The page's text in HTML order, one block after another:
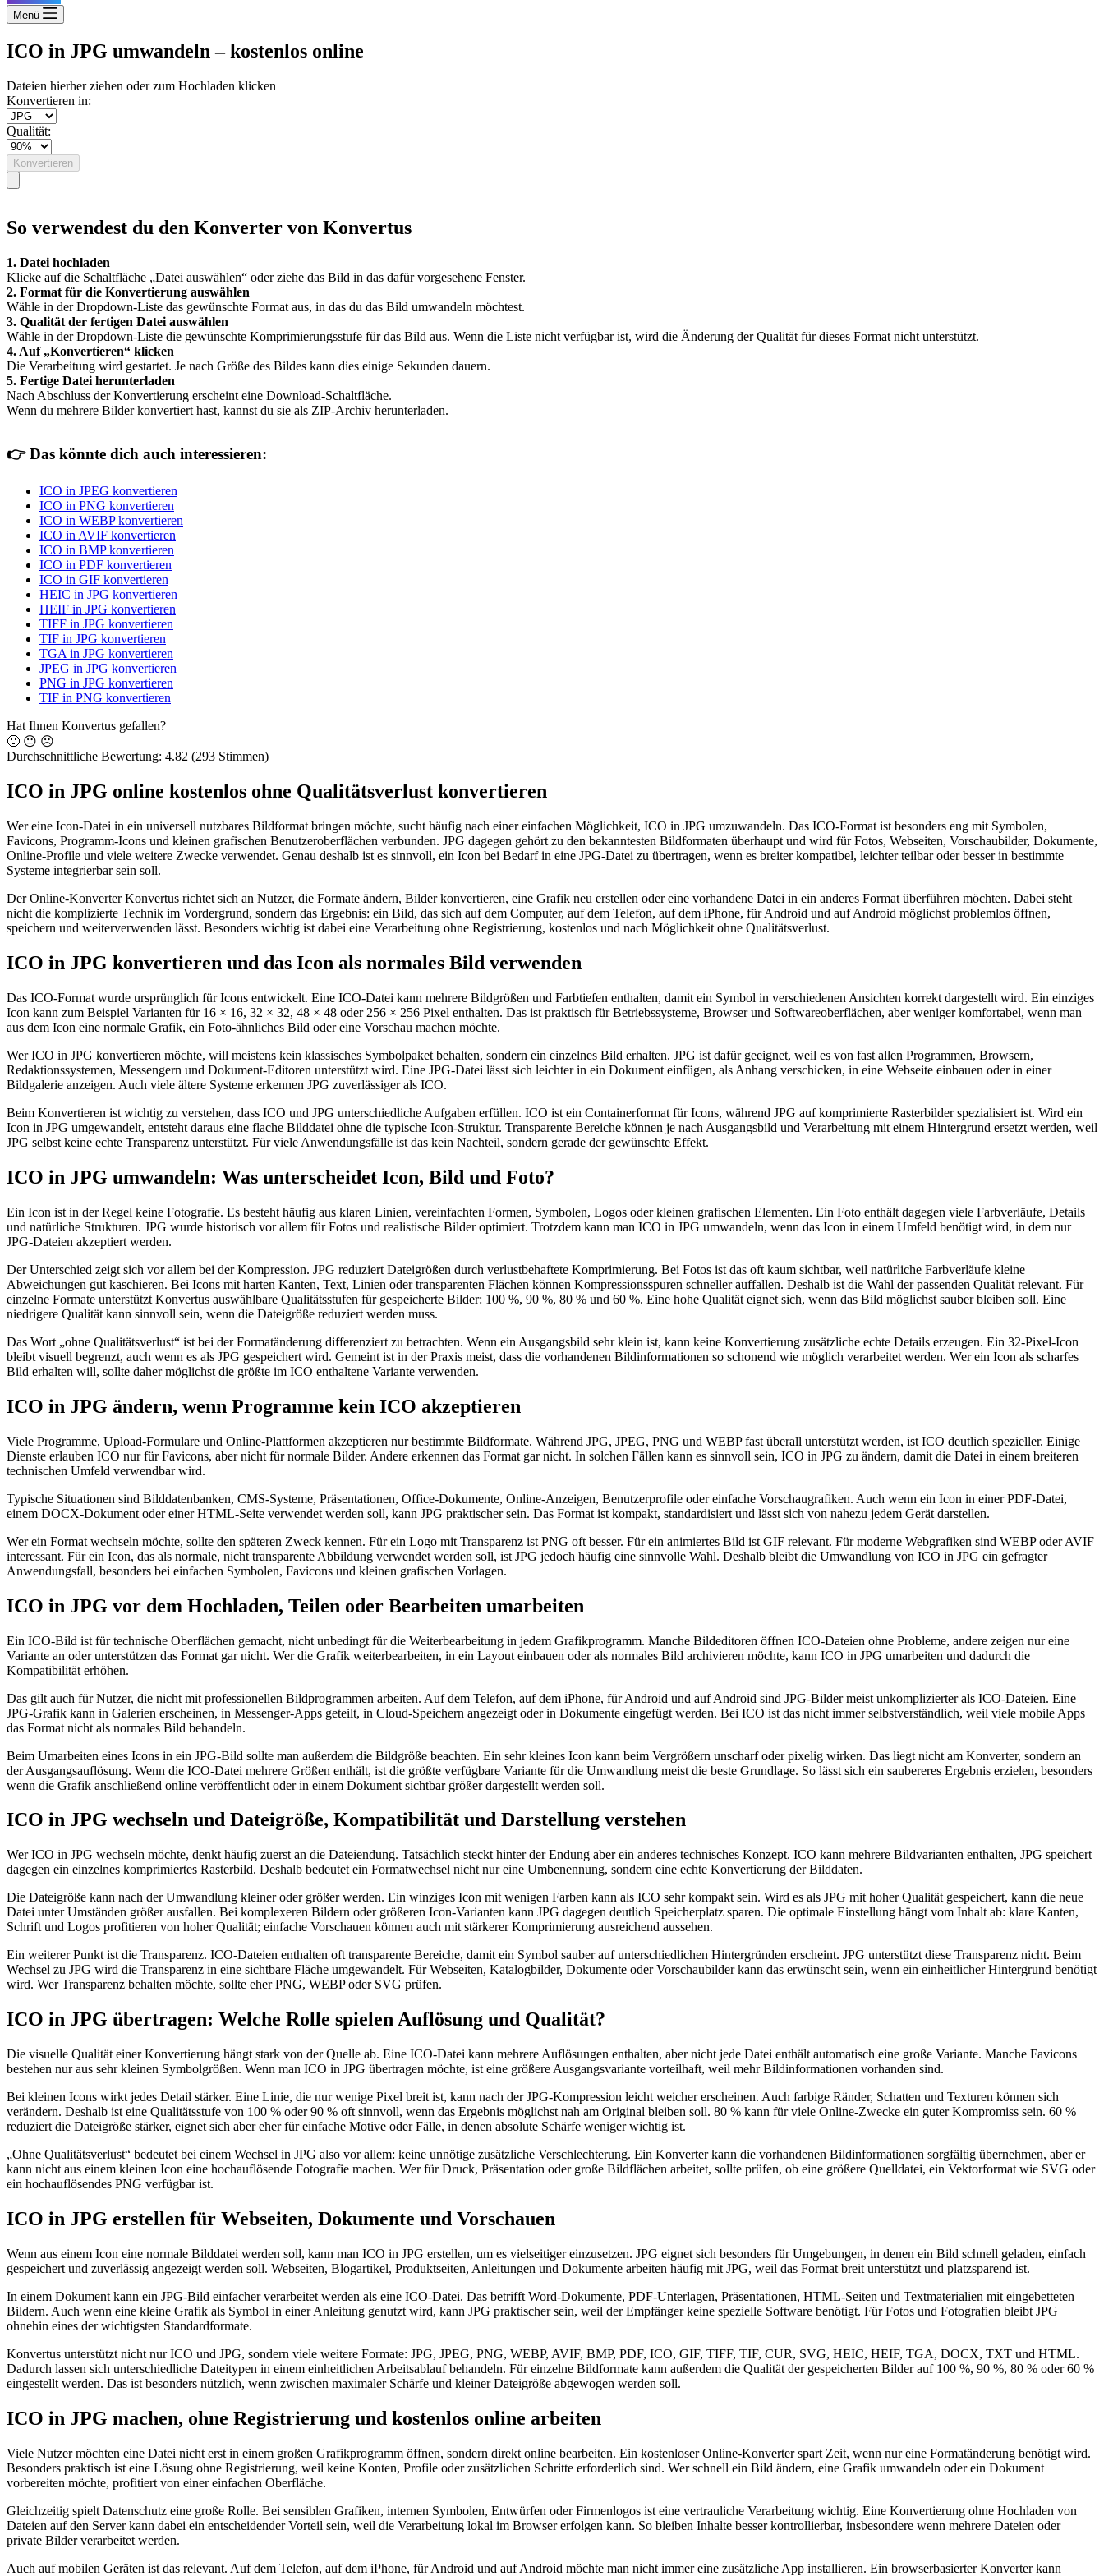
Menü
ICO in JPG umwandeln – kostenlos online
Dateien hierher ziehen oder zum Hochladen klicken
Konvertieren in:
Qualität:
Konvertieren
So verwendest du den Konverter von Konvertus
1. Datei hochladen
Klicke auf die Schaltfläche „Datei auswählen“ oder ziehe das Bild in das dafür vorgesehene Fenster.
2. Format für die Konvertierung auswählen
Wähle in der Dropdown-Liste das gewünschte Format aus, in das du das Bild umwandeln möchtest.
3. Qualität der fertigen Datei auswählen
Wähle in der Dropdown-Liste die gewünschte Komprimierungsstufe für das Bild aus. Wenn die Liste nicht verfügbar ist, wird die Änderung der Qualität für dieses Format nicht unterstützt.
4. Auf „Konvertieren“ klicken
Die Verarbeitung wird gestartet. Je nach Größe des Bildes kann dies einige Sekunden dauern.
5. Fertige Datei herunterladen
Nach Abschluss der Konvertierung erscheint eine Download-Schaltfläche.
Wenn du mehrere Bilder konvertiert hast, kannst du sie als ZIP-Archiv herunterladen.
👉Das könnte dich auch interessieren:
ICO in JPEG konvertieren
ICO in PNG konvertieren
ICO in WEBP konvertieren
ICO in AVIF konvertieren
ICO in BMP konvertieren
ICO in PDF konvertieren
ICO in GIF konvertieren
HEIC in JPG konvertieren
HEIF in JPG konvertieren
TIFF in JPG konvertieren
TIF in JPG konvertieren
TGA in JPG konvertieren
JPEG in JPG konvertieren
PNG in JPG konvertieren
TIF in PNG konvertieren
Hat Ihnen Konvertus gefallen?
🙂 😐 ☹️
Durchschnittliche Bewertung: 4.82 (293 Stimmen)
ICO in JPG online kostenlos ohne Qualitätsverlust konvertieren
Wer eine Icon-Datei in ein universell nutzbares Bildformat bringen möchte, sucht häufig nach einer einfachen Möglichkeit, ICO in JPG umzuwandeln. Das ICO-Format ist besonders eng mit Symbolen,
Favicons, Programm-Icons und kleinen grafischen Benutzeroberflächen verbunden. JPG dagegen gehört zu den bekanntesten Bildformaten überhaupt und wird für Fotos, Webseiten, Vorschaubilder, Dokumente,
Online-Profile und viele weitere Zwecke verwendet. Genau deshalb ist es sinnvoll, ein Icon bei Bedarf in eine JPG-Datei zu übertragen, wenn es breiter kompatibel, leichter teilbar oder besser in bestimmte
Systeme integrierbar sein soll.
Der Online-Konverter Konvertus richtet sich an Nutzer, die Formate ändern, Bilder konvertieren, eine Grafik neu erstellen oder eine vorhandene Datei in ein anderes Format überführen möchten. Dabei steht
nicht die komplizierte Technik im Vordergrund, sondern das Ergebnis: ein Bild, das sich auf dem Computer, auf dem Telefon, auf dem iPhone, für Android und auf Android möglichst problemlos öffnen,
speichern und weiterverwenden lässt. Besonders wichtig ist dabei eine Verarbeitung ohne Registrierung, kostenlos und nach Möglichkeit ohne Qualitätsverlust.
ICO in JPG konvertieren und das Icon als normales Bild verwenden
Das ICO-Format wurde ursprünglich für Icons entwickelt. Eine ICO-Datei kann mehrere Bildgrößen und Farbtiefen enthalten, damit ein Symbol in verschiedenen Ansichten korrekt dargestellt wird. Ein einziges
Icon kann zum Beispiel Varianten für 16 × 16, 32 × 32, 48 × 48 oder 256 × 256 Pixel enthalten. Das ist praktisch für Betriebssysteme, Browser und Softwareoberflächen, aber weniger komfortabel, wenn man
aus dem Icon eine normale Grafik, ein Foto-ähnliches Bild oder eine Vorschau machen möchte.
Wer ICO in JPG konvertieren möchte, will meistens kein klassisches Symbolpaket behalten, sondern ein einzelnes Bild erhalten. JPG ist dafür geeignet, weil es von fast allen Programmen, Browsern,
Redaktionssystemen, Messengern und Dokument-Editoren unterstützt wird. Eine JPG-Datei lässt sich leichter in ein Dokument einfügen, als Anhang verschicken, in eine Webseite einbauen oder in einer
Bildgalerie anzeigen. Auch viele ältere Systeme erkennen JPG zuverlässiger als ICO.
Beim Konvertieren ist wichtig zu verstehen, dass ICO und JPG unterschiedliche Aufgaben erfüllen. ICO ist ein Containerformat für Icons, während JPG auf komprimierte Rasterbilder spezialisiert ist. Wird ein
Icon in JPG umgewandelt, entsteht daraus eine flache Bilddatei ohne die typische Icon-Struktur. Transparente Bereiche können je nach Ausgangsbild und Verarbeitung mit einem Hintergrund ersetzt werden, weil
JPG selbst keine echte Transparenz unterstützt. Für viele Anwendungsfälle ist das kein Nachteil, sondern gerade der gewünschte Effekt.
ICO in JPG umwandeln: Was unterscheidet Icon, Bild und Foto?
Ein Icon ist in der Regel keine Fotografie. Es besteht häufig aus klaren Linien, vereinfachten Formen, Symbolen, Logos oder kleinen grafischen Elementen. Ein Foto enthält dagegen viele Farbverläufe, Details
und natürliche Strukturen. JPG wurde historisch vor allem für Fotos und realistische Bilder optimiert. Trotzdem kann man ICO in JPG umwandeln, wenn das Icon in einem Umfeld benötigt wird, in dem nur
JPG-Dateien akzeptiert werden.
Der Unterschied zeigt sich vor allem bei der Kompression. JPG reduziert Dateigrößen durch verlustbehaftete Komprimierung. Bei Fotos ist das oft kaum sichtbar, weil natürliche Farbverläufe kleine
Abweichungen gut kaschieren. Bei Icons mit harten Kanten, Text, Linien oder transparenten Flächen können Kompressionsspuren schneller auffallen. Deshalb ist die Wahl der passenden Qualität relevant. Für
einzelne Formate unterstützt Konvertus auswählbare Qualitätsstufen für gespeicherte Bilder: 100 %, 90 %, 80 % und 60 %. Eine hohe Qualität eignet sich, wenn das Bild möglichst sauber bleiben soll. Eine
niedrigere Qualität kann sinnvoll sein, wenn die Dateigröße reduziert werden muss.
Das Wort „ohne Qualitätsverlust“ ist bei der Formatänderung differenziert zu betrachten. Wenn ein Ausgangsbild sehr klein ist, kann keine Konvertierung zusätzliche echte Details erzeugen. Ein 32-Pixel-Icon
bleibt visuell begrenzt, auch wenn es als JPG gespeichert wird. Gemeint ist in der Praxis meist, dass die vorhandenen Bildinformationen so schonend wie möglich verarbeitet werden. Wer ein Icon als scharfes
Bild erhalten will, sollte daher möglichst die größte im ICO enthaltene Variante verwenden.
ICO in JPG ändern, wenn Programme kein ICO akzeptieren
Viele Programme, Upload-Formulare und Online-Plattformen akzeptieren nur bestimmte Bildformate. Während JPG, JPEG, PNG und WEBP fast überall unterstützt werden, ist ICO deutlich spezieller. Einige
Dienste erlauben ICO nur für Favicons, aber nicht für normale Bilder. Andere erkennen das Format gar nicht. In solchen Fällen kann es sinnvoll sein, ICO in JPG zu ändern, damit die Datei in einem breiteren
technischen Umfeld verwendbar wird.
Typische Situationen sind Bilddatenbanken, CMS-Systeme, Präsentationen, Office-Dokumente, Online-Anzeigen, Benutzerprofile oder einfache Vorschaugrafiken. Auch wenn ein Icon in einer PDF-Datei,
einem DOCX-Dokument oder einer HTML-Seite verwendet werden soll, kann JPG praktischer sein. Das Format ist kompakt, standardisiert und lässt sich von nahezu jedem Gerät darstellen.
Wer ein Format wechseln möchte, sollte den späteren Zweck kennen. Für ein Logo mit Transparenz ist PNG oft besser. Für ein animiertes Bild ist GIF relevant. Für moderne Webgrafiken sind WEBP oder AVIF
interessant. Für ein Icon, das als normale, nicht transparente Abbildung verwendet werden soll, ist JPG jedoch häufig eine sinnvolle Wahl. Deshalb bleibt die Umwandlung von ICO in JPG ein gefragter
Anwendungsfall, besonders bei einfachen Symbolen, Favicons und kleinen grafischen Vorlagen.
ICO in JPG vor dem Hochladen, Teilen oder Bearbeiten umarbeiten
Ein ICO-Bild ist für technische Oberflächen gemacht, nicht unbedingt für die Weiterbearbeitung in jedem Grafikprogramm. Manche Bildeditoren öffnen ICO-Dateien ohne Probleme, andere zeigen nur eine
Variante an oder unterstützen das Format gar nicht. Wer die Grafik weiterbearbeiten, in ein Layout einbauen oder als normales Bild archivieren möchte, kann ICO in JPG umarbeiten und dadurch die
Kompatibilität erhöhen.
Das gilt auch für Nutzer, die nicht mit professionellen Bildprogrammen arbeiten. Auf dem Telefon, auf dem iPhone, für Android und auf Android sind JPG-Bilder meist unkomplizierter als ICO-Dateien. Eine
JPG-Grafik kann in Galerien erscheinen, in Messenger-Apps geteilt, in Cloud-Speichern angezeigt oder in Dokumente eingefügt werden. Bei ICO ist das nicht immer selbstverständlich, weil viele mobile Apps
das Format nicht als normales Bild behandeln.
Beim Umarbeiten eines Icons in ein JPG-Bild sollte man außerdem die Bildgröße beachten. Ein sehr kleines Icon kann beim Vergrößern unscharf oder pixelig wirken. Das liegt nicht am Konverter, sondern an
der Ausgangsauflösung. Wenn die ICO-Datei mehrere Größen enthält, ist die größte verfügbare Variante für die Umwandlung meist die beste Grundlage. So lässt sich ein saubereres Ergebnis erzielen, besonders
wenn die Grafik anschließend online veröffentlicht oder in einem Dokument sichtbar größer dargestellt werden soll.
ICO in JPG wechseln und Dateigröße, Kompatibilität und Darstellung verstehen
Wer ICO in JPG wechseln möchte, denkt häufig zuerst an die Dateiendung. Tatsächlich steckt hinter der Endung aber ein anderes technisches Konzept. ICO kann mehrere Bildvarianten enthalten, JPG speichert
dagegen ein einzelnes komprimiertes Rasterbild. Deshalb bedeutet ein Formatwechsel nicht nur eine Umbenennung, sondern eine echte Konvertierung der Bilddaten.
Die Dateigröße kann nach der Umwandlung kleiner oder größer werden. Ein winziges Icon mit wenigen Farben kann als ICO sehr kompakt sein. Wird es als JPG mit hoher Qualität gespeichert, kann die neue
Datei unter Umständen größer ausfallen. Bei komplexeren Bildern oder größeren Icon-Varianten kann JPG dagegen deutlich Speicherplatz sparen. Die optimale Einstellung hängt vom Inhalt ab: klare Kanten,
Schrift und Logos profitieren von hoher Qualität; einfache Vorschauen können auch mit stärkerer Komprimierung ausreichend aussehen.
Ein weiterer Punkt ist die Transparenz. ICO-Dateien enthalten oft transparente Bereiche, damit ein Symbol sauber auf unterschiedlichen Hintergründen erscheint. JPG unterstützt diese Transparenz nicht. Beim
Wechsel zu JPG wird die Transparenz in eine sichtbare Fläche umgewandelt. Für Webseiten, Katalogbilder, Dokumente oder Vorschaubilder kann das erwünscht sein, wenn ein einheitlicher Hintergrund benötigt
wird. Wer Transparenz behalten möchte, sollte eher PNG, WEBP oder SVG prüfen.
ICO in JPG übertragen: Welche Rolle spielen Auflösung und Qualität?
Die visuelle Qualität einer Konvertierung hängt stark von der Quelle ab. Eine ICO-Datei kann mehrere Auflösungen enthalten, aber nicht jede Datei enthält automatisch eine große Variante. Manche Favicons
bestehen nur aus sehr kleinen Symbolgrößen. Wenn man ICO in JPG übertragen möchte, ist eine größere Ausgangsvariante vorteilhaft, weil mehr Bildinformationen vorhanden sind.
Bei kleinen Icons wirkt jedes Detail stärker. Eine Linie, die nur wenige Pixel breit ist, kann nach der JPG-Kompression leicht weicher erscheinen. Auch farbige Ränder, Schatten und Texturen können sich
verändern. Deshalb ist eine Qualitätsstufe von 100 % oder 90 % oft sinnvoll, wenn das Ergebnis möglichst nah am Original bleiben soll. 80 % kann für viele Online-Zwecke ein guter Kompromiss sein. 60 %
reduziert die Dateigröße stärker, eignet sich aber eher für einfache Motive oder Fälle, in denen absolute Schärfe weniger wichtig ist.
„Ohne Qualitätsverlust“ bedeutet bei einem Wechsel in JPG also vor allem: keine unnötige zusätzliche Verschlechterung. Ein Konverter kann die vorhandenen Bildinformationen sorgfältig übernehmen, aber er
kann nicht aus einem kleinen Icon eine hochauflösende Fotografie machen. Wer für Druck, Präsentation oder große Bildflächen arbeitet, sollte prüfen, ob eine größere Quelldatei, ein Vektorformat wie SVG oder
ein hochauflösendes PNG verfügbar ist.
ICO in JPG erstellen für Webseiten, Dokumente und Vorschauen
Wenn aus einem Icon eine normale Bilddatei werden soll, kann man ICO in JPG erstellen, um es vielseitiger einzusetzen. JPG eignet sich besonders für Umgebungen, in denen ein Bild schnell geladen, einfach
gespeichert und zuverlässig angezeigt werden soll. Webseiten, Blogartikel, Produktseiten, Anleitungen und Dokumente arbeiten häufig mit JPG, weil das Format breit unterstützt und platzsparend ist.
In einem Dokument kann ein JPG-Bild einfacher verarbeitet werden als eine ICO-Datei. Das betrifft Word-Dokumente, PDF-Unterlagen, Präsentationen, HTML-Seiten und Textmaterialien mit eingebetteten
Bildern. Auch wenn eine kleine Grafik als Symbol in einer Anleitung genutzt wird, kann JPG praktischer sein, weil der Empfänger keine spezielle Software benötigt. Für Fotos und Fotografien bleibt JPG
ohnehin eines der wichtigsten Standardformate.
Konvertus unterstützt nicht nur ICO und JPG, sondern viele weitere Formate: JPG, JPEG, PNG, WEBP, AVIF, BMP, PDF, ICO, GIF, TIFF, TIF, CUR, SVG, HEIC, HEIF, TGA, DOCX, TXT und HTML.
Dadurch lassen sich unterschiedliche Dateitypen in einem einheitlichen Arbeitsablauf behandeln. Für einzelne Bildformate kann außerdem die Qualität der gespeicherten Bilder auf 100 %, 90 %, 80 % oder 60 %
eingestellt werden. Das ist besonders nützlich, wenn zwischen maximaler Schärfe und kleiner Dateigröße abgewogen werden soll.
ICO in JPG machen, ohne Registrierung und kostenlos online arbeiten
Viele Nutzer möchten eine Datei nicht erst in einem großen Grafikprogramm öffnen, sondern direkt online bearbeiten. Ein kostenloser Online-Konverter spart Zeit, wenn nur eine Formatänderung benötigt wird.
Besonders praktisch ist eine Lösung ohne Registrierung, weil keine Konten, Profile oder zusätzlichen Schritte erforderlich sind. Wer schnell ein Bild ändern, eine Grafik umwandeln oder ein Dokument
vorbereiten möchte, profitiert von einer einfachen Oberfläche.
Gleichzeitig spielt Datenschutz eine große Rolle. Bei sensiblen Grafiken, internen Symbolen, Entwürfen oder Firmenlogos ist eine vertrauliche Verarbeitung wichtig. Eine Konvertierung ohne Hochladen von
Dateien auf den Server kann dabei ein entscheidender Vorteil sein, weil die Verarbeitung lokal im Browser erfolgen kann. So bleiben Inhalte besser kontrollierbar, insbesondere wenn mehrere Dateien oder
private Bilder verarbeitet werden.
Auch auf mobilen Geräten ist das relevant. Auf dem Telefon, auf dem iPhone, für Android und auf Android möchte man nicht immer eine zusätzliche App installieren. Ein browserbasierter Konverter kann